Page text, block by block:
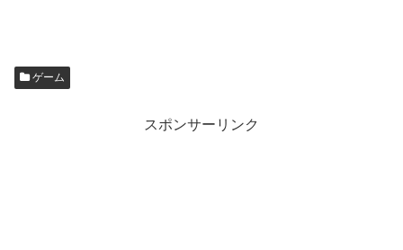
ゲーム
スポンサーリンク